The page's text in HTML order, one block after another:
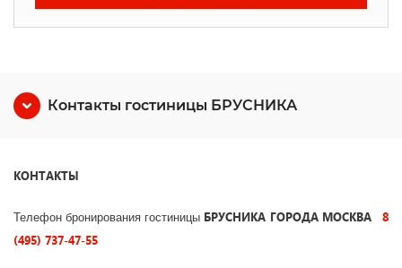
Контакты гостиницы БРУСНИКА
КОНТАКТЫ
Телефон бронирования гостиницы БРУСНИКА ГОРОДА МОСКВА 8
(495) 737-47-55